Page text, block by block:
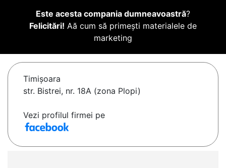
Este acesta compania dumneavoastră?
Felicitări! Aă cum să primești materialele de
marketing
Timişoara
str. Bistrei, nr. 18A (zona Plopi)
Vezi profilul firmei pe